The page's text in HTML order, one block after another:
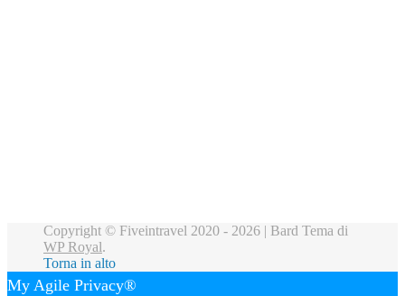
Copyright © Fiveintravel 2020 - 2026 | Bard Tema di
WP Royal.
Torna in alto
My Agile Privacy®